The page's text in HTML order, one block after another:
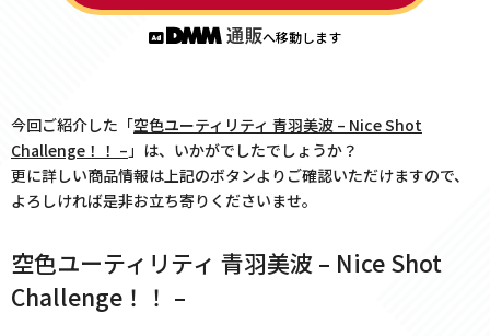
へ移動します
今回ご紹介した「空色ユーティリティ 青羽美波 – Nice Shot
Challenge！！ – 」は、いかがでしたでしょうか？
更に詳しい商品情報は上記のボタンよりご確認いただけますので、
よろしければ是非お立ち寄りくださいませ。
空色ユーティリティ 青羽美波 – Nice Shot
Challenge！！ –